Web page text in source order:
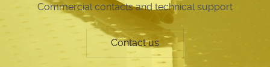
Commercial contacts and technical support
Contact us